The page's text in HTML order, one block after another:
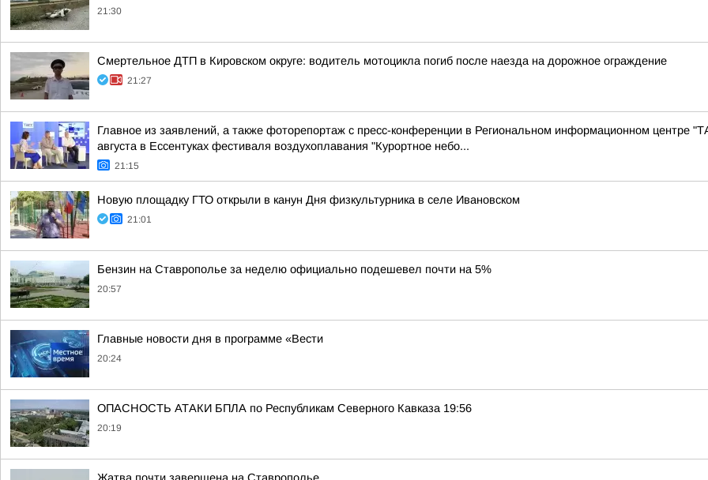
21:30
Смертельное ДТП в Кировском округе: водитель мотоцикла погиб после наезда на дорожное ограждение
21:27
Главное из заявлений, а также фоторепортаж с пресс-конференции в Региональном информационном центре
августа в Ессентуках фестиваля воздухоплавания "Курортное небо...
21:15
Новую площадку ГТО открыли в канун Дня физкультурника в селе Ивановском
21:01
Бензин на Ставрополье за неделю официально подешевел почти на 5%
20:57
Главные новости дня в программе «Вести
20:24
ОПАСНОСТЬ АТАКИ БПЛА по Республикам Северного Кавказа 19:56
20:19